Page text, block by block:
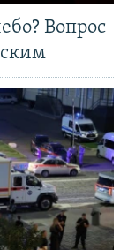
Вопрос